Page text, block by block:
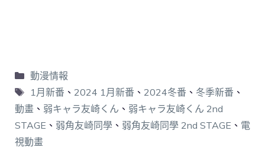
動漫情報
1月新番 、 2024 1月新番 、 2024冬番 、 冬季新番 、
動畫 、 弱キャラ友崎くん 、 弱キャラ友崎くん 2nd
STAGE 、 弱角友崎同學 、 弱角友崎同學 2nd STAGE 、 電
視動畫